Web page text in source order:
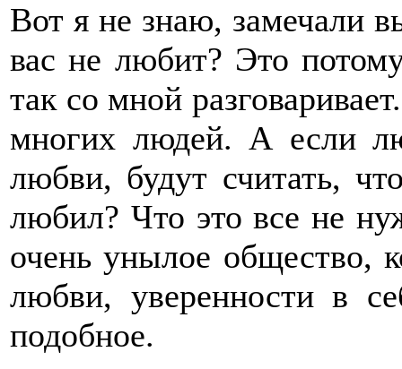
Вот я не знаю, замечали
вас не любит? Это
так со мной
многих людей. А если
любви, будут считать,
любил? Что это все не
очень унылое общество,
любви, уверенности в
подобное.